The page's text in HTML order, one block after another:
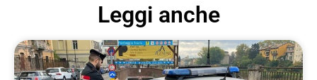
Leggi anche